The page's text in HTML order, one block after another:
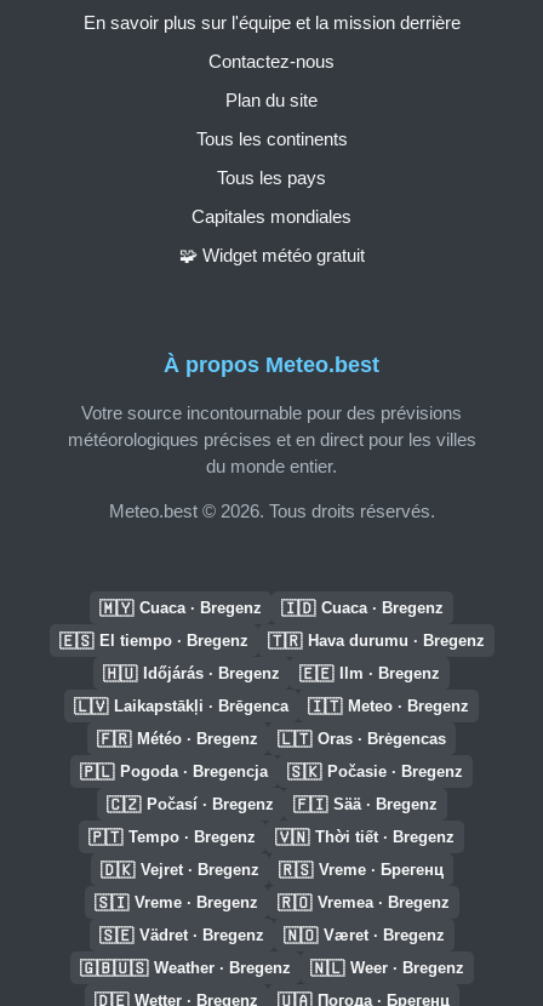
À propos Meteo.best
Votre source incontournable pour des prévisions
météorologiques précises et en direct pour les villes
du monde entier.
Meteo.best © 2026. Tous droits réservés.
En savoir plus sur l'équipe et la mission derrière
Contactez-nous
Plan du site
Tous les continents
Tous les pays
Capitales mondiales
🧩 Widget météo gratuit
🇲🇾 Cuaca · Bregenz 🇮🇩 Cuaca · Bregenz
🇪🇸 El tiempo · Bregenz 🇹🇷 Hava durumu · Bregenz
🇭🇺 Időjárás · Bregenz 🇪🇪 Ilm · Bregenz
🇱🇻 Laikapstākļi · Brēgenca 🇮🇹 Meteo · Bregenz
🇫🇷 Météo · Bregenz 🇱🇹 Oras · Brėgencas
🇵🇱 Pogoda · Bregencja 🇸🇰 Počasie · Bregenz
🇨🇿 Počasí · Bregenz 🇫🇮 Sää · Bregenz
🇵🇹 Tempo · Bregenz 🇻🇳 Thời tiết · Bregenz
🇩🇰 Vejret · Bregenz 🇷🇸 Vreme · Брегенц
🇸🇮 Vreme · Bregenz 🇷🇴 Vremea · Bregenz
🇸🇪 Vädret · Bregenz 🇳🇴 Været · Bregenz
🇬🇧🇺🇸 Weather · Bregenz 🇳🇱 Weer · Bregenz
🇩🇪 Wetter · Bregenz 🇺🇦 Погода · Брегенц